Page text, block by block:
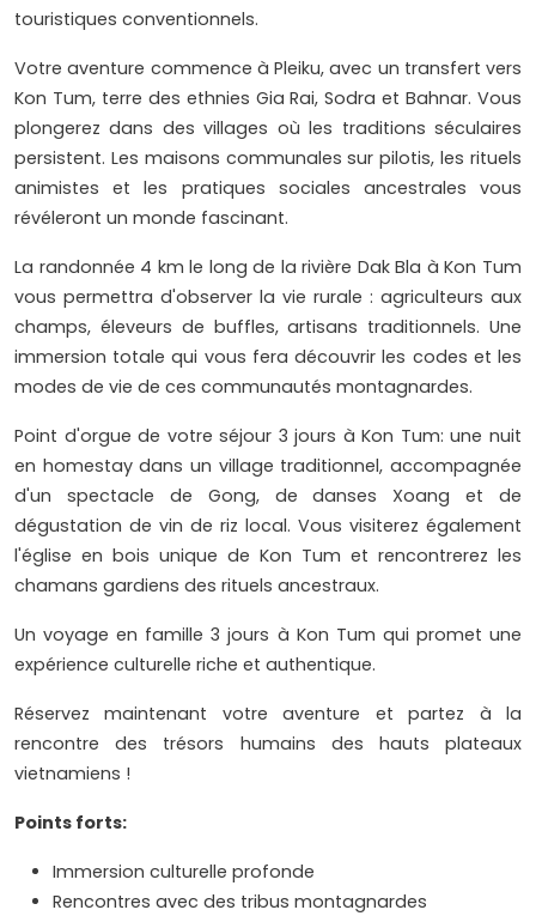
touristiques conventionnels.
Votre aventure commence à Pleiku, avec un transfert vers
Kon Tum, terre des ethnies Gia Rai, Sodra et Bahnar. Vous
plongerez dans des villages où les traditions séculaires
persistent. Les maisons communales sur pilotis, les rituels
animistes et les pratiques sociales ancestrales vous
révéleront un monde fascinant.
La randonnée 4 km le long de la rivière Dak Bla à Kon Tum
vous permettra d'observer la vie rurale : agriculteurs aux
champs, éleveurs de buffles, artisans traditionnels. Une
immersion totale qui vous fera découvrir les codes et les
modes de vie de ces communautés montagnardes.
Point d'orgue de votre séjour 3 jours à Kon Tum: une nuit
en homestay dans un village traditionnel, accompagnée
d'un spectacle de Gong, de danses Xoang et de
dégustation de vin de riz local. Vous visiterez également
l'église en bois unique de Kon Tum et rencontrerez les
chamans gardiens des rituels ancestraux.
Un voyage en famille 3 jours à Kon Tum qui promet une
expérience culturelle riche et authentique.
Réservez maintenant votre aventure et partez à la
rencontre des trésors humains des hauts plateaux
vietnamiens !
Points forts:
Immersion culturelle profonde
Rencontres avec des tribus montagnardes